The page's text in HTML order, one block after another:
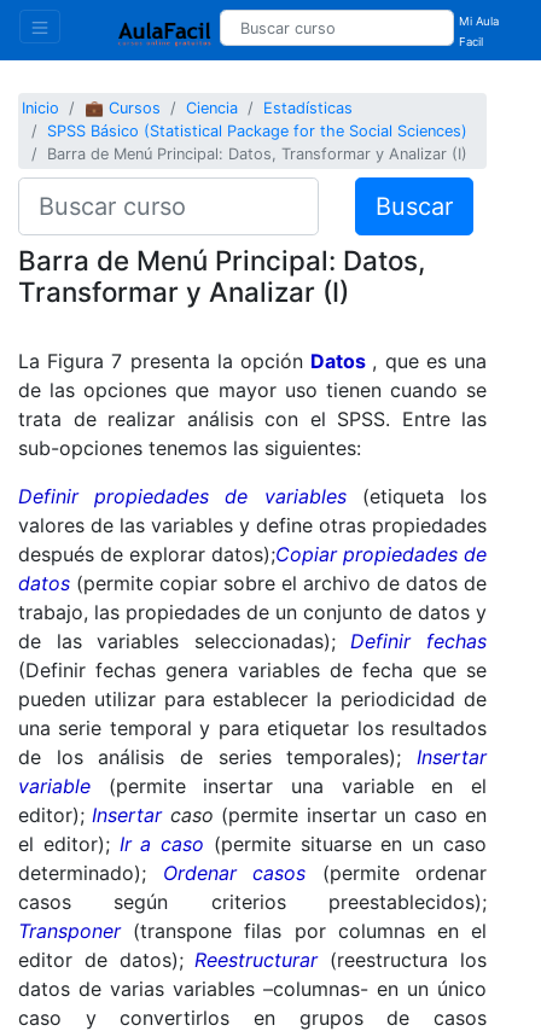
Mi Aula
Facil
Inicio 💼 Cursos Ciencia
Estadísticas
SPSS Básico (Statistical Package for the Social Sciences)
Barra de Menú Principal: Datos, Transformar y Analizar (I)
Buscar
Barra de Menú Principal: Datos,
Transformar y Analizar (I)
La Figura 7 presenta la opción Datos , que es una
de las opciones que mayor uso tienen cuando se
trata de realizar análisis con el SPSS. Entre las
sub-opciones tenemos las siguientes:
Definir propiedades de variables (etiqueta los
valores de las variables y define otras propiedades
después de explorar datos);Copiar propiedades de
datos (permite copiar sobre el archivo de datos de
trabajo, las propiedades de un conjunto de datos y
de las variables seleccionadas); Definir fechas
(Definir fechas genera variables de fecha que se
pueden utilizar para establecer la periodicidad de
una serie temporal y para etiquetar los resultados
de los análisis de series temporales); Insertar
variable (permite insertar una variable en el
editor); Insertarcaso (permite insertar un caso en
el editor); Ir a caso (permite situarse en un caso
determinado); Ordenar casos (permite ordenar
casos según criterios preestablecidos);
Transponer (transpone filas por columnas en el
editor de datos); Reestructurar (reestructura los
datos de varias variables –columnas- en un único
caso y convertirlos en grupos de casos